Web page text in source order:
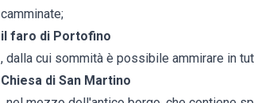
camminate;
il faro di Portofino
, dalla cui sommità è possibile ammirare in
Chiesa di San Martino